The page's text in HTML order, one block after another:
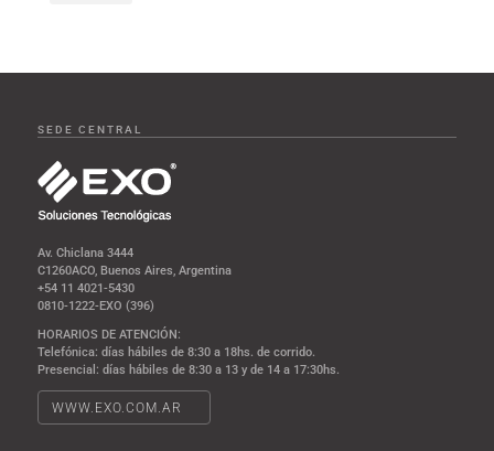
SEDE CENTRAL
Av. Chiclana 3444
C1260ACO, Buenos Aires, Argentina
+54 11 4021-5430
0810-1222-EXO (396)
HORARIOS DE ATENCIÓN:
Telefónica: días hábiles de 8:30 a 18hs. de corrido.
Presencial: días hábiles de 8:30 a 13 y de 14 a 17:30hs.
WWW.EXO.COM.AR